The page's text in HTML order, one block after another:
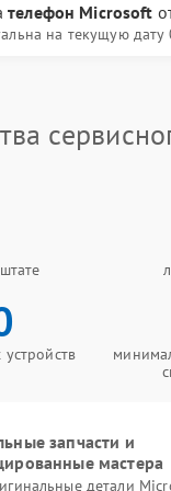
телефон Microsoft
на текущую дату
запчасти и
мастера
детали